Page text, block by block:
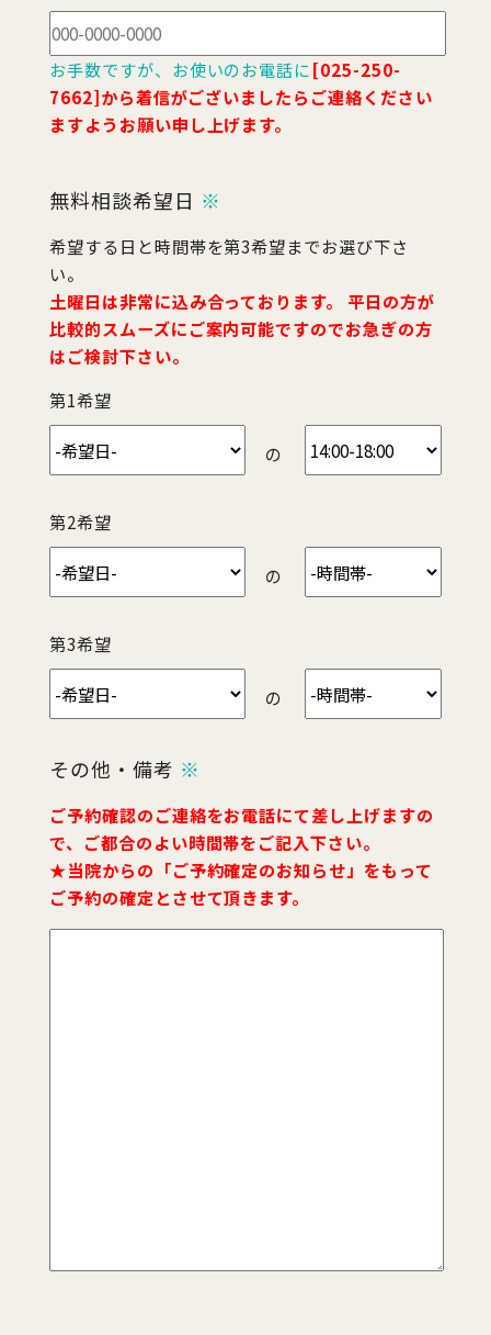
お手数ですが、お使いのお電話に[025-250-
7662]から着信がございましたらご連絡ください
ますようお願い申し上げます。
無料相談希望日 ※
希望する日と時間帯を第3希望までお選び下さ
い。
土曜日は非常に込み合っております。 平日の方が
比較的スムーズにご案内可能ですのでお急ぎの方
はご検討下さい。
第1希望
の
第2希望
の
第3希望
の
その他・備考 ※
ご予約確認のご連絡をお電話にて差し上げますの
で、ご都合のよい時間帯をご記入下さい。
★当院からの「ご予約確定のお知らせ」をもって
ご予約の確定とさせて頂きます。